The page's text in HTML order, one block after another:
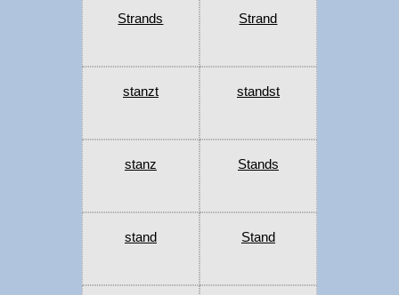
Strands Strand
stanzt standst
stanz Stands
stand Stand